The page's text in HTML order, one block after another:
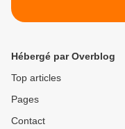
Hébergé par Overblog
Top articles
Pages
Contact